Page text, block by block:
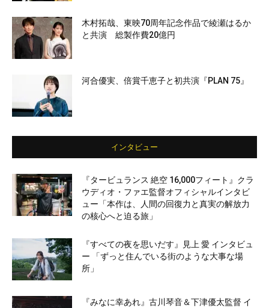
木村拓哉、東映70周年記念作品で綾瀬はるか
と共演 総製作費20億円
河合優実、倍賞千恵子と初共演『PLAN 75』
インタビュー
『タービュランス 絶空 16,000フィート』クラ
ウディオ・ファエ監督オフィシャルインタビ
ュー「本作は、人間の回復力と真実の解放力
の核心へと迫る旅」
『すべての夜を思いだす』見上 愛 インタビュ
ー 「ずっと住んでいる街のような大事な場
所」
『みなに幸あれ』古川琴音＆下津優太監督 イ